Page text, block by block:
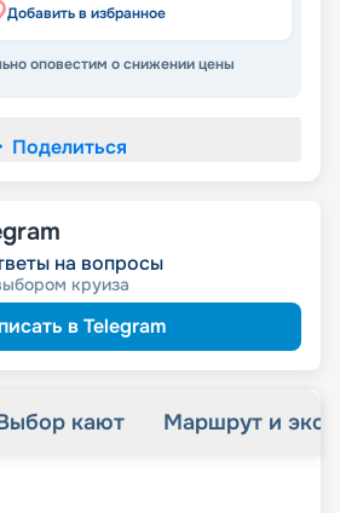
Добавить в избранное
оповестим о снижении цены
Поделиться
на вопросы
круиза
в Telegram
кают Маршрут и